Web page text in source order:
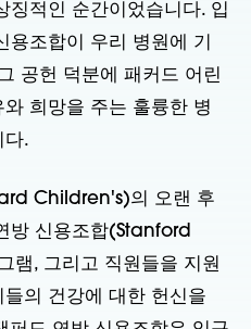
징적인 순간이었습니다. 입
조합이 우리 병원에 기
공헌 덕분에 패커드 어린
희망을 주는 훌륭한 병
다.
Children's)의 오랜 후
방 신용조합(Stanford
램, 그리고 직원들을 지원
의 건강에 대한 헌신을